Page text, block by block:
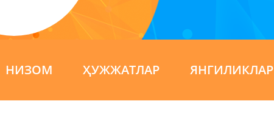
НИЗОМ ҲУЖЖАТЛАР ЯНГИЛИКЛАР